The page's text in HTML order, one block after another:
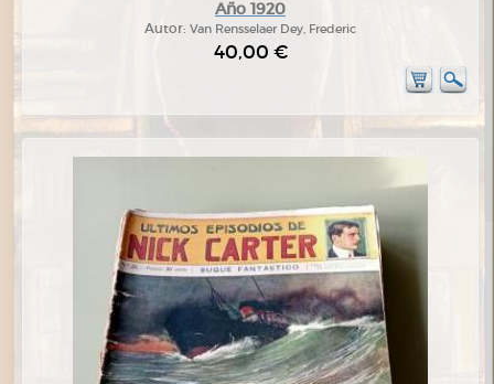
Año 1920
Autor: Van Rensselaer Dey, Frederic
40,00 €